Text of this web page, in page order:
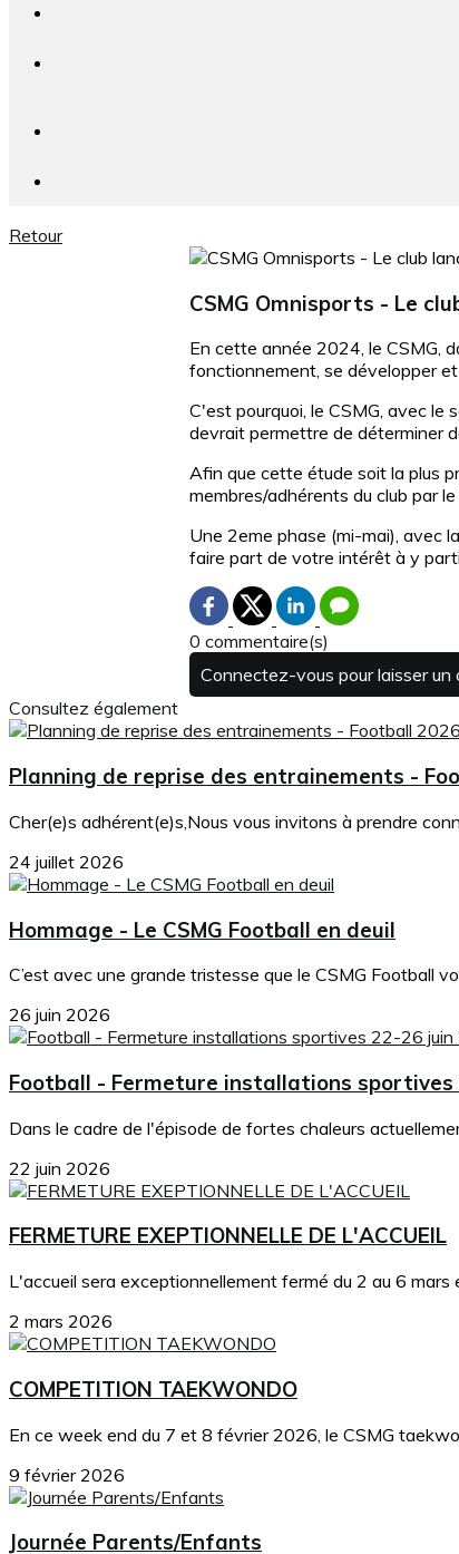
Retour
CSMG Omnisports - Le
En cette année 2024, le CSMG,
fonctionnement, se développer
C'est pourquoi, le CSMG, avec le
devrait permettre de déterminer
Afin que cette étude soit la plus
membres/adhérents du club par
Une 2eme phase (mi-mai), avec
faire part de votre intérêt à y
0 commentaire(s)
Connectez-vous pour laisser un
Consultez également
Planning de reprise des entrainements -
Cher(e)s adhérent(e)s,Nous vous invitons à prendre
24 juillet 2026
Hommage - Le CSMG Football en deuil
C’est avec une grande tristesse que le CSMG Football
26 juin 2026
Football - Fermeture installations sportives
Dans le cadre de l'épisode de fortes chaleurs
22 juin 2026
FERMETURE EXEPTIONNELLE DE L'ACCUEIL
L'accueil sera exceptionnellement fermé du 2 au 6 mars
2 mars 2026
COMPETITION TAEKWONDO
En ce week end du 7 et 8 février 2026, le CSMG
9 février 2026
Journée Parents/Enfants